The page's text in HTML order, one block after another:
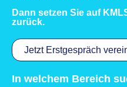
Dann setzen Sie auf
zurück.
Jetzt Erstgespräch
In welchem Bereich